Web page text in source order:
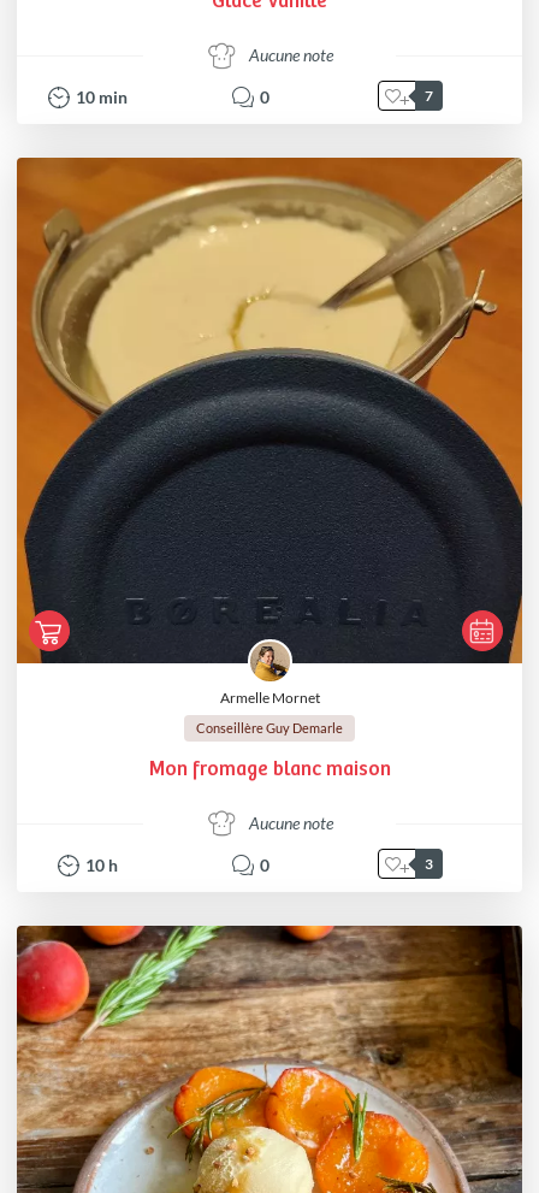
Aucune note
10 min 0 7
Armelle Mornet
Conseillère Guy Demarle
Mon fromage blanc maison
Aucune note
10 h 0 3